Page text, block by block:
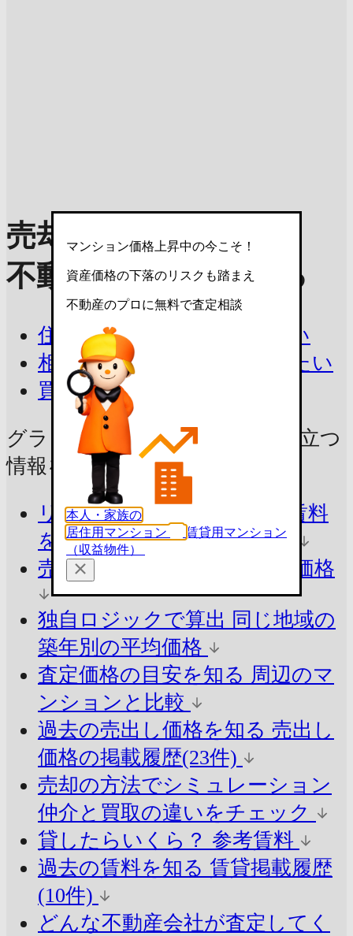
売却理由を選んで
不動産査定を依頼する
住み替えで今の家を売りたい
相続したマンションを売りたい
買取を相談したい
グランシティ上用賀の売却に
役立つ
情報をチェック！
リアルな売出し価格・募集賃料
を知る今の市場価格を把握
売ったらいくら？
参考査定価格
独自ロジックで算出 同じ地域の
築年別の平均価格
査定価格の目安を知る 周辺のマ
ンションと比較
過去の売出し価格を知る 売出し
価格の掲載履歴(23件)
売却の方法でシミュレーション
仲介と買取の違いをチェック
貸したらいくら？ 参考賃料
過去の賃料を知る 賃貸掲載履歴
(10件)
どんな不動産会社が査定してく
マンション価格上昇中の今こそ！
資産価格の下落のリスクも踏まえ
不動産のプロに無料で査定相談
本人・家族の
居住用マンション
賃貸用マンション
（収益物件）